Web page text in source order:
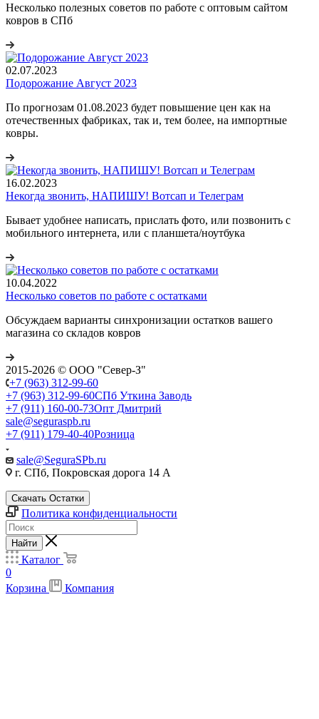
Несколько полезных советов по работе с оптовым сайтом
ковров в СПб
02.07.2023
Подорожание Август 2023
По прогнозам 01.08.2023 будет повышение цен как на
отечественных фабриках, так и, тем более, на импортные
ковры.
16.02.2023
Некогда звонить, НАПИШУ! Вотсап и Телеграм
Бывает удобнее написать, прислать фото, или позвонить с
мобильного интернета, или с планшета/ноутбука
10.04.2022
Несколько советов по работе с остатками
Обсуждаем варианты синхронизации остатков вашего
магазина со складов ковров
2015-2026 © ООО "Север-З"
+7 (963) 312-99-60
+7 (963) 312-99-60СПб Уткина Заводь
+7 (911) 160-00-73Опт Дмитрий
sale@seguraspb.ru
+7 (911) 179-40-40Розница
sale@SeguraSPb.ru
г. СПб, Покровская дорога 14 А
Скачать Остатки
Политика конфиденциальности
Найти
Каталог
0
Корзина
Компания